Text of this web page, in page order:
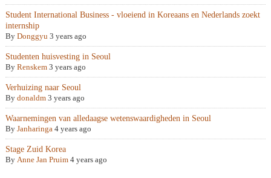
Student International Business - vloeiend in Koreaans en Nederlands zoekt
internship
By Donggyu 3 years ago
Studenten huisvesting in Seoul
By Renskem 3 years ago
Verhuizing naar Seoul
By donaldm 3 years ago
Waarnemingen van alledaagse wetenswaardigheden in Seoul
By Janharinga 4 years ago
Stage Zuid Korea
By Anne Jan Pruim 4 years ago